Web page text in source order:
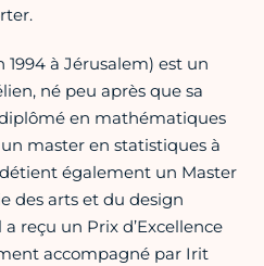
à Jérusalem) est un
né peu après que sa
en mathématiques
master en statistiques à
détient également un Master
des arts et du design
reçu un Prix d’Excellence
accompagné par Irit